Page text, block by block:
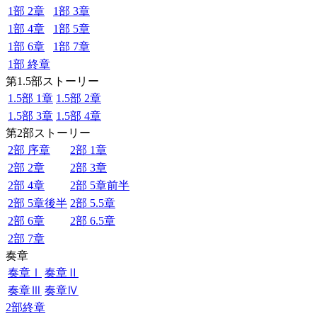
1部 2章
1部 3章
1部 4章
1部 5章
1部 6章
1部 7章
1部 終章
第1.5部ストーリー
1.5部 1章 1.5部 2章
1.5部 3章 1.5部 4章
第2部ストーリー
2部 序章
2部 1章
2部 2章
2部 3章
2部 4章
2部 5章前半
2部 5章後半 2部 5.5章
2部 6章
2部 6.5章
2部 7章
奏章
奏章Ⅰ
奏章Ⅱ
奏章Ⅲ 奏章Ⅳ
2部終章